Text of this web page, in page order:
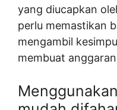
yang diucapkan
perlu memastikan
mengambil
membuat